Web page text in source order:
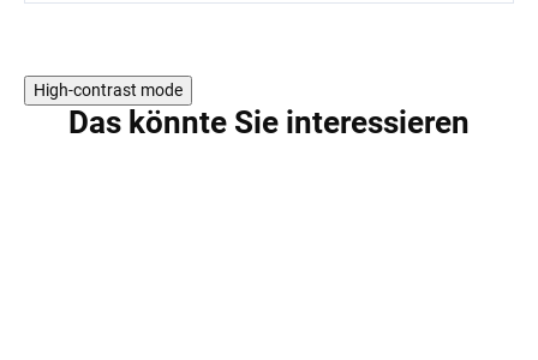
High-contrast mode
Das könnte Sie interessieren